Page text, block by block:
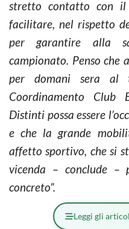
stretto contatto con il
facilitare, nel rispetto
per garantire alla
campionato. Penso che
per domani sera al
Coordinamento Club
Distinti possa essere
e che la grande
affetto sportivo, che si
vicenda – conclude –
concreto”.
Leggi gli